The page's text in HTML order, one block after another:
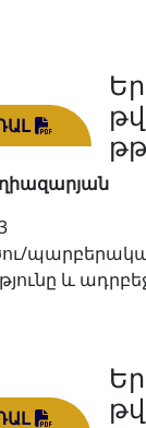
և